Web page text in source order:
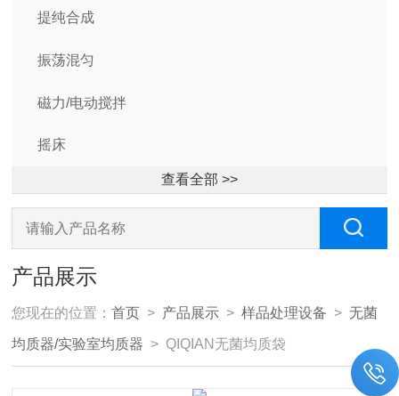
提纯合成
振荡混匀
磁力/电动搅拌
摇床
查看全部 >>
产品展示
您现在的位置：首页 > 产品展示 >样品处理设备 > 无菌
均质器/实验室均质器 > QIQIAN无菌均质袋